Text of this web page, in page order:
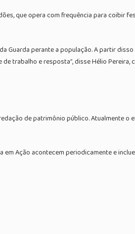
que opera com frequência para coibir
Guarda perante a população. A partir
trabalho e resposta”, disse Hélio Pereira,
de patrimônio público. Atualmente o
Ação acontecem periodicamente e